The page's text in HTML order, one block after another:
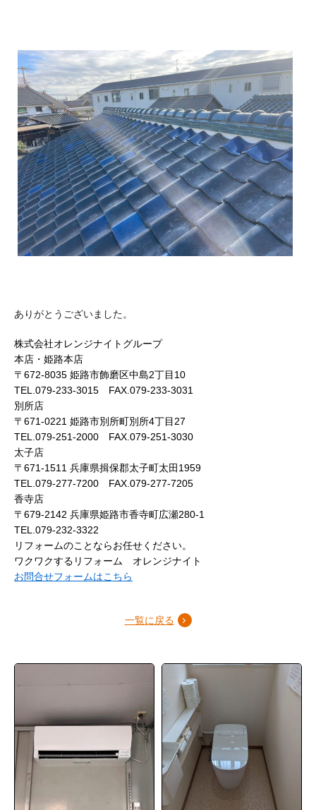
ありがとうございました。
株式会社オレンジナイトグループ
本店・姫路本店
〒672-8035 姫路市飾磨区中島2丁目10
TEL.079-233-3015 FAX.079-233-3031
別所店
〒671-0221 姫路市別所町別所4丁目27
TEL.079-251-2000 FAX.079-251-3030
太子店
〒671-1511 兵庫県揖保郡太子町太田1959
TEL.079-277-7200 FAX.079-277-7205
香寺店
〒679-2142 兵庫県姫路市香寺町広瀬280-1
TEL.079-232-3322
リフォームのことならお任せください。
ワクワクするリフォーム オレンジナイト
お問合せフォームはこちら
一覧に戻る